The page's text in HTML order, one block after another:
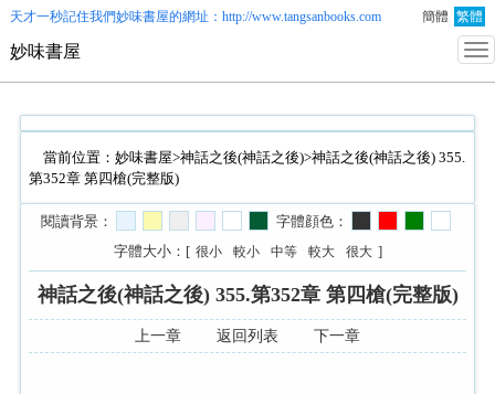
天才一秒記住我們妙味書屋的網址：http://www.tangsanbooks.com 簡體 繁體
妙味書屋
當前位置： 妙味書屋>神話之後(神話之後)>神話之後(神話之後) 355.
第352章 第四槍(完整版)
閱讀背景：
字體顔色：
字體大小：[ 很小 較小 中等 較大 很大 ]
神話之後(神話之後) 355.第352章 第四槍(完整版)
上一章 返回列表 下一章